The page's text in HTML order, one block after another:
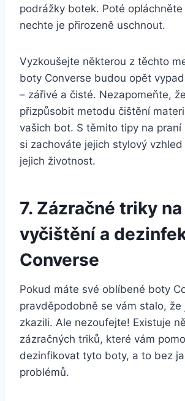
podrážky botek. Poté
nechte​ je přirozeně uschnout.
Vyzkoušejte některou z⁤ těchto
‍boty Converse budou opět
– ‌zářivé a čisté. ‌Nezapomeňte,
přizpůsobit metodu⁢ čištění
vašich bot. ‌S těmito tipy na‍ praní
si ⁤zachováte jejich stylový
jejich životnost.
7. Zázračné⁤ triky⁤ na
vyčištění a
Converse
Pokud máte své oblíbené ⁣boty
pravděpodobně se ‌vám ⁣stalo, že
zkazili. Ale ‌nezoufejte! Existuje
zázračných triků,​ které⁤ vám
dezinfikovat ‌tyto‍ boty, a ⁤to bez
⁤problémů.